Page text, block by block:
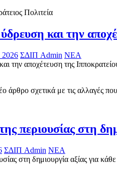
και την
2026 ΣΔΙΠ Admin ΝΕΑ
άρθρο σχετικά με τις αλλαγές
περιουσίας στη
ΣΔΙΠ Admin ΝΕΑ